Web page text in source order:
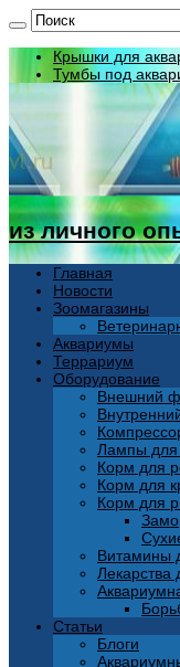
Крышки для
Тумбы под
из личного
Главная
Новости
Зоомагазины
Аквариумы
Террариум
Оборудование
Внешний
Лампы для
Корм для
Корм для
Корм для
Витамины
Лекарства
Статьи
Блоги